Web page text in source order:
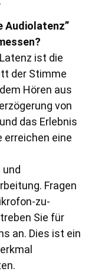
Audiolatenz”
ist die
der Stimme
Hören aus
von
das Erlebnis
erreichen eine
Fragen
zu-
Sie für
an. Dies ist ein